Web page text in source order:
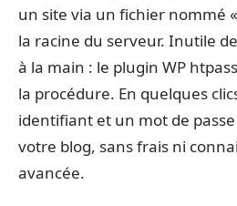
un site via un fichier nommé
la racine du serveur. Inutile
à la main : le plugin WP
la procédure. En quelques
identifiant et un mot de
votre blog, sans frais ni
avancée.